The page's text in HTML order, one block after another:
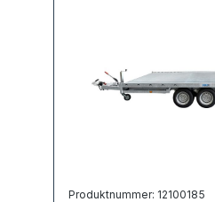
Produktnummer: 12100185